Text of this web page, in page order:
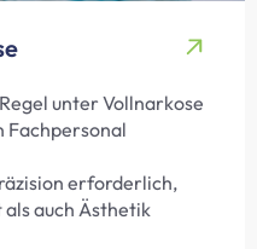
unter Vollnarkose
Fachpersonal
erforderlich,
auch Ästhetik